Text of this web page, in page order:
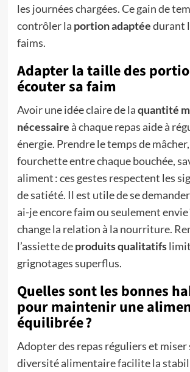
les journées chargées. Ce gain de
contrôler la portion adaptéedurant
faims.
Adapter la taille des
écouter sa faim
Avoir une idée claire de laquantité
nécessaireà chaque repas aide à
énergie. Prendre le temps de
fourchette entre chaque bouchée,
aliment : ces gestes respectent les
de satiété. Il est utile de se
ai-je encore faim ou seulement envie
change la relation à la nourriture.
l’assiette deproduits qualitatifs
grignotages superflus.
Quelles sont les bonnes
pour maintenir une
équilibrée ?
Adopter des repas réguliers et miser
diversité alimentaire facilite la